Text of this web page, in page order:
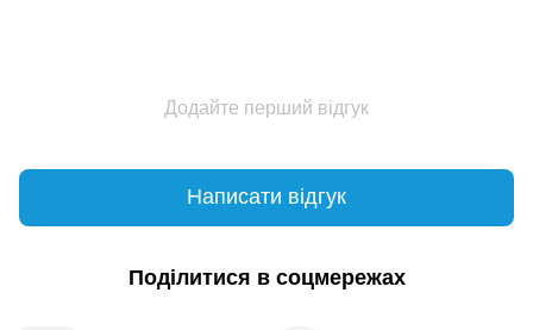
Додайте перший відгук
Написати відгук
Поділитися в соцмережах